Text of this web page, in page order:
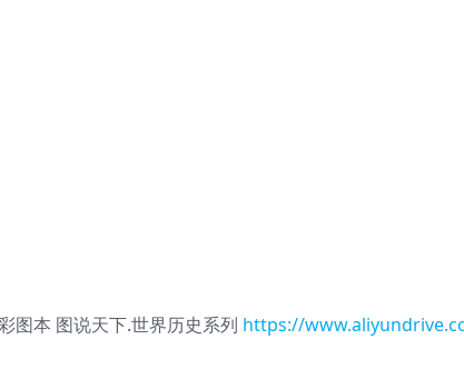
图本 图说天下.世界历史系列 https://